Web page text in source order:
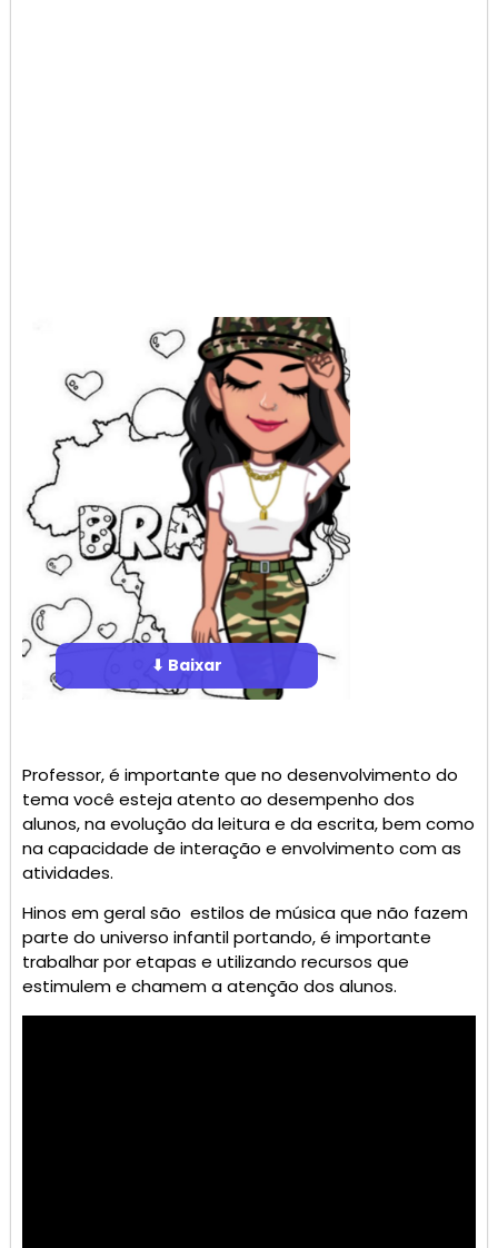
⬇ Baixar
Professor, é importante que no desenvolvimento do
tema você esteja atento ao desempenho dos
alunos, na evolução da leitura e da escrita, bem como
na capacidade de interação e envolvimento com as
atividades.
Hinos em geral são estilos de música que não fazem
parte do universo infantil portando, é importante
trabalhar por etapas e utilizando recursos que
estimulem e chamem a atenção dos alunos.